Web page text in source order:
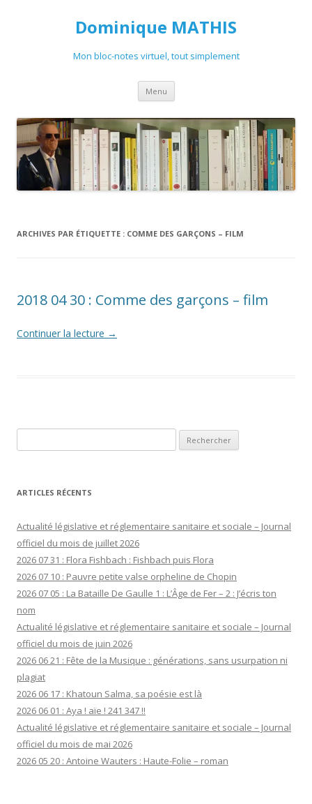
Dominique MATHIS
Mon bloc-notes virtuel, tout simplement
Menu Aller
contenu
ARCHIVES PAR ÉTIQUETTE : COMME DES GARÇONS – FILM
2018 04 30 : Comme des garçons – film
Continuer la lecture →
ARTICLES RÉCENTS
Actualité législative et réglementaire sanitaire et sociale – Journal
officiel du mois de juillet 2026
2026 07 31 : Flora Fishbach : Fishbach puis Flora
2026 07 10 : Pauvre petite valse orpheline de Chopin
2026 07 05 : La Bataille De Gaulle 1 : L’Âge de Fer – 2 : J’écris ton
nom
Actualité législative et réglementaire sanitaire et sociale – Journal
officiel du mois de juin 2026
2026 06 21 : Fête de la Musique : générations, sans usurpation ni
plagiat
2026 06 17 : Khatoun Salma, sa poésie est là
2026 06 01 : Aya ! aïe ! 241 347 !!
Actualité législative et réglementaire sanitaire et sociale – Journal
officiel du mois de mai 2026
2026 05 20 : Antoine Wauters : Haute-Folie – roman